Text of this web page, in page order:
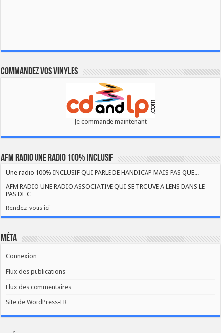
Commandez vos vinyles
Je commande maintenant
AFM RADIO UNE RADIO 100% INCLUSIF
Une radio 100% INCLUSIF QUI PARLE DE HANDICAP MAIS PAS QUE...
AFM RADIO UNE RADIO ASSOCIATIVE QUI SE TROUVE A LENS DANS LE
PAS DE C
Rendez-vous ici
Méta
Connexion
Flux des publications
Flux des commentaires
Site de WordPress-FR